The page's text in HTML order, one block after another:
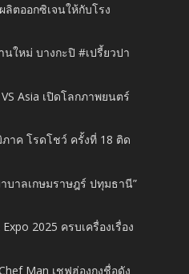
ลิตออกซิเจนให้กับโรง
นใหม่ บางกะปิ #เปรี้ยวปา
Asia เปิดโลกภาพยนตร์
าค โรดโชว์ ครั้งที่ 18 ติด
าบาลเกษมราษฎร์ ปทุมธานี”
2025 ครบเครื่องเรื่อง
Man เชฟฮ่องกงชื่อดัง